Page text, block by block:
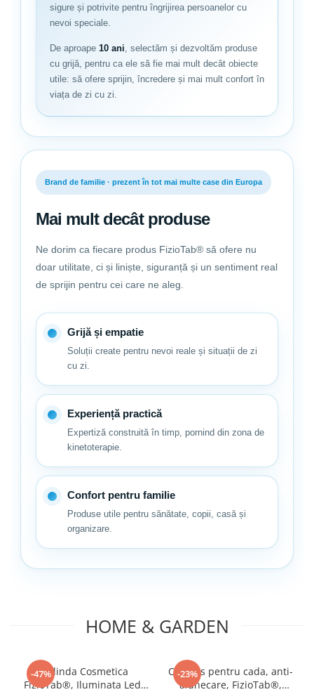
sigure și potrivite pentru îngrijirea persoanelor cu
nevoi speciale.
De aproape 10 ani, selectăm și dezvoltăm produse
cu grijă, pentru ca ele să fie mai mult decât obiecte
utile: să ofere sprijin, încredere și mai mult confort în
viața de zi cu zi.
Brand de familie · prezent în tot mai multe case din Europa
Mai mult decât produse
Ne dorim ca fiecare produs FizioTab® să ofere nu
doar utilitate, ci și liniște, siguranță și un sentiment real
de sprijin pentru cei care ne aleg.
Grijă și empatie
Soluții create pentru nevoi reale și situații de zi
cu zi.
Experiență practică
Expertiză construită în timp, pornind din zona de
kinetoterapie.
Confort pentru familie
Produse utile pentru sănătate, copii, casă și
organizare.
HOME & GARDEN
-47%Oglinda Cosmetica
FizioTab®, Iluminata Led,
-23%
Covoras pentru cada, anti-
alunecare, FizioTab®,